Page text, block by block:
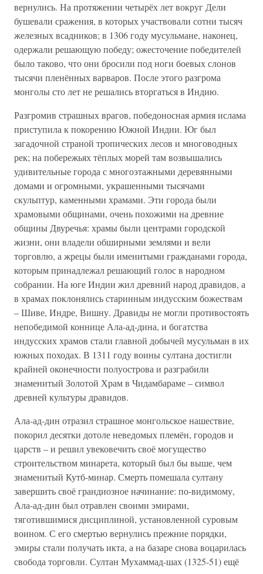
вернулись. На протяжении четырёх лет вокруг Дели
бушевали сражения, в которых участвовали сотни тысяч
железных всадников; в 1306 году мусульмане, наконец,
одержали решающую победу; ожесточение победителей
было таково, что они бросили под ноги боевых слонов
тысячи пленённых варваров. После этого разгрома
монголы сто лет не решались вторгаться в Индию.
Разгромив страшных врагов, победоносная армия ислама
приступила к покорению Южной Индии. Юг был
загадочной страной тропических лесов и многоводных
рек; на побережьях тёплых морей там возвышались
удивительные города с многоэтажными деревянными
домами и огромными, украшенными тысячами
скульптур, каменными храмами. Эти города были
храмовыми общинами, очень похожими на древние
общины Двуречья: храмы были центрами городской
жизни, они владели обширными землями и вели
торговлю, а жрецы были именитыми гражданами города,
которым принадлежал решающий голос в народном
собрании. На юге Индии жил древний народ дравидов, а
в храмах поклонялись старинным индусским божествам
– Шиве, Индре, Вишну. Дравиды не могли противостоять
непобедимой коннице Ала-ад-дина, и богатства
индусских храмов стали главной добычей мусульман в их
южных походах. В 1311 году воины султана достигли
крайней оконечности полуострова и разграбили
знаменитый Золотой Храм в Чидамбараме – символ
древней культуры дравидов.
Ала-ад-дин отразил страшное монгольское нашествие,
покорил десятки дотоле неведомых племён, городов и
царств – и решил увековечить своё могущество
строительством минарета, который был бы выше, чем
знаменитый Кутб-минар. Смерть помешала султану
завершить своё грандиозное начинание: по-видимому,
Ала-ад-дин был отравлен своими эмирами,
тяготившимися дисциплиной, установленной суровым
воином. С его смертью вернулись прежние порядки,
эмиры стали получать икта, а на базаре снова воцарилась
свобода торговли. Султан Мухаммад-шах (1325-51) ещё